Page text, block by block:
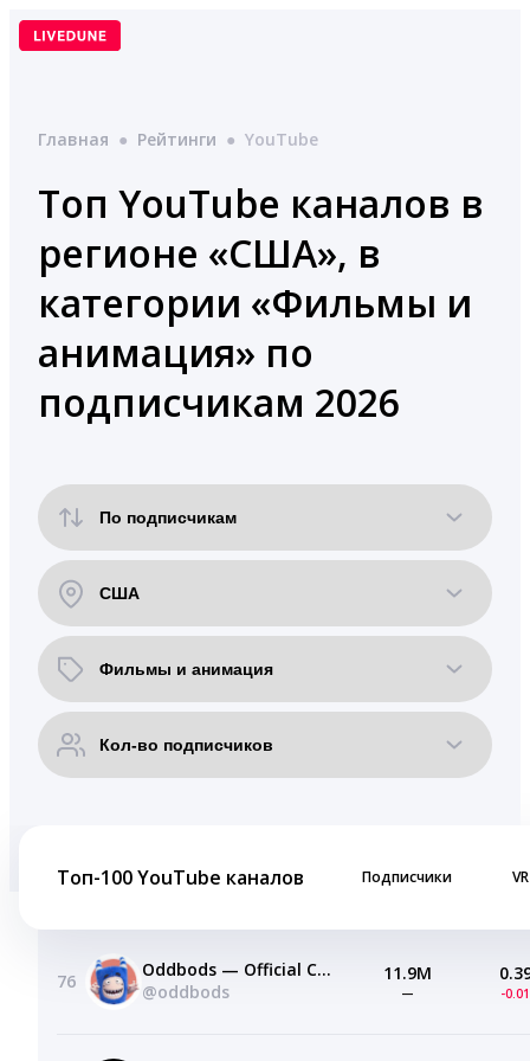
Перейти
Главная ● Рейтинги ● YouTube
Топ YouTube каналов в
регионе «США», в
категории «Фильмы и
анимация» по
подписчикам 2026
Топ-100 YouTube каналов Подписчики VR
76
Oddbods — Official Channel
@oddbods
11.9M
— -